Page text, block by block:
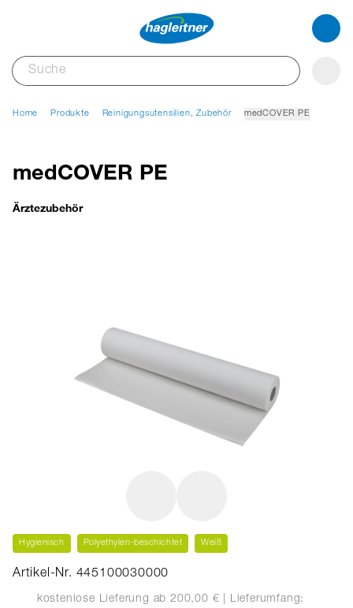
Home Produkte Reinigungsutensilien, Zubehör medCOVER PE
medCOVER PE
Ärztezubehör
Hygienisch Polyethylen-beschichtet Weiß
Artikel-Nr. 445100030000
kostenlose Lieferung ab 200,00 € | Lieferumfang: